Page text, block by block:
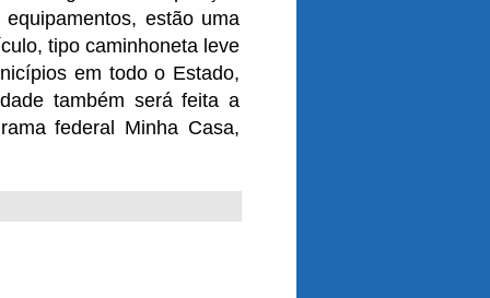
estão uma
tipo caminhoneta leve
em todo o Estado,
também será feita a
federal Minha Casa,